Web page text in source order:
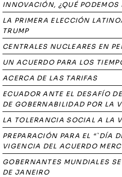
INNOVACIÓN, ¿QUÉ PODEMOS
LA PRIMERA ELECCIÓN
TRUMP
CENTRALES NUCLEARES EN
UN ACUERDO PARA LOS
ACERCA DE LAS TARIFAS
ECUADOR ANTE EL DESAFÍO
DE GOBERNABILIDAD POR LA
LA TOLERANCIA SOCIAL A LA
PREPARACIÓN PARA EL “`DÍA
VIGENCIA DEL ACUERDO
GOBERNANTES MUNDIALES
DE JANEIRO